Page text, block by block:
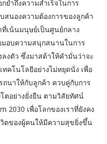
ำถึงความสำเร็จในการ
นองความต้องการของลูกค้า
เน้นมนุษย์เป็นศูนย์กลาง
มอบความสนุกสนานในการ
งตัว ซึ่งมาสด้าให้คำมั่นว่าจะ
คโนโลยีอย่างไม่หยุดนั่ง เพื่อ
นาให้กับลูกค้า ควบคู่กับการ
ตอย่างยั่งยืน ตามวิสัยทัศน์
2030 เพื่อโลกของเราที่ยังคง
ตของผู้คนให้มีความสุขยิ่งขึ้น